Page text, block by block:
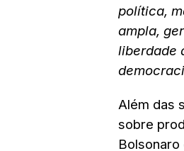
política,
ampla,
liberdade
Além das
sobre
Bolsonaro